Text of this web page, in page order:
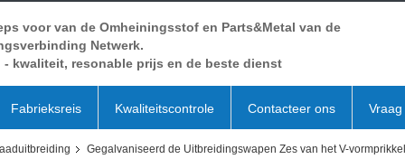
voor van de Omheiningsstof en Parts&Metal van de
Netwerk.
- kwaliteit, resonable prijs en de beste dienst
Fabrieksreis Kwaliteitscontrole Contacteer ons
Gegalvaniseerd de Uitbreidingswapen Zes van het V-